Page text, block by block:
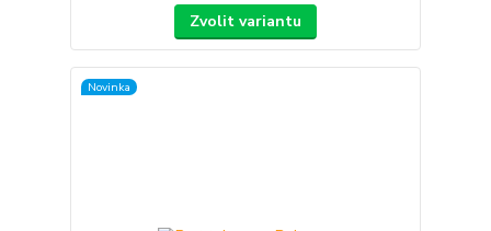
Zvolit variantu
Novinka